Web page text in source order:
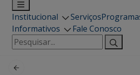
Institucional Serviços
Informativos
Fale Conosco
Pesquisar
por: